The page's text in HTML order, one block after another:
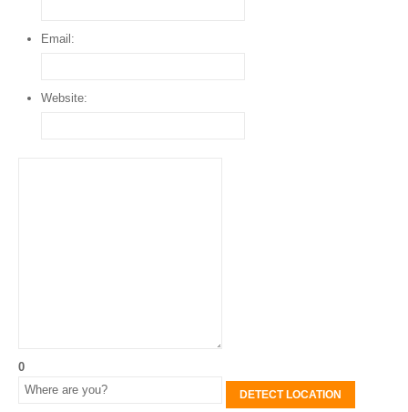
Email:
Website:
0
DETECT LOCATION